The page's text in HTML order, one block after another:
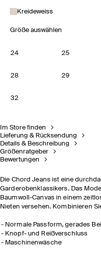
Kreideweiss
Größe auswählen
24 25
28 29
32
Im Store finden
Lieferung & Rücksendung
Details & Beschreibung
Größenratgeber
Bewertungen
Die Chord Jeans ist eine
Garderobenklassikers. Das
Baumwoll-Canvas in einem
Nieten versehen. Kombinieren
Normale Passform, gerades
Knopf- und Reißverschluss
Maschinenwäsche